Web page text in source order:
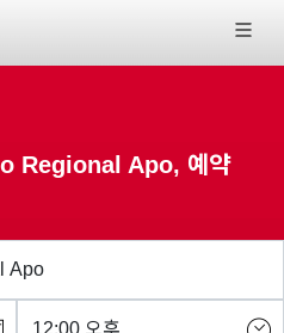
Regional Apo, 예약